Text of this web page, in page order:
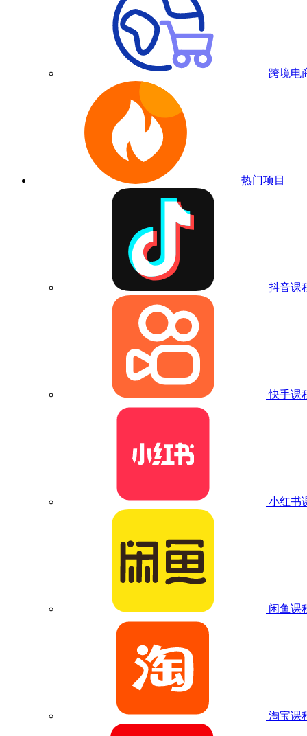
跨境电
热门项目
抖音课
快手课
小红书
闲鱼课
淘宝课